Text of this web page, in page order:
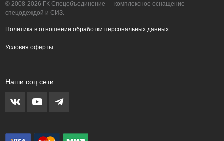
© 2008-2026 ГК Спецобъединение — комплексное оснащение
спецодеждой и СИЗ.
Политика в отношении обработки персональных данных
Условия оферты
Наши соц.сети: